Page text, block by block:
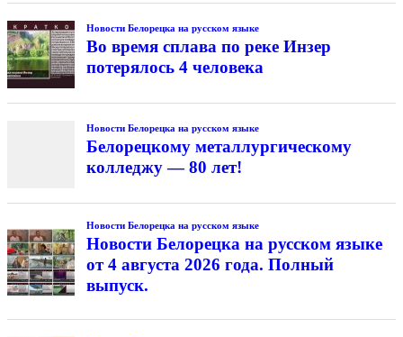
Новости Белорецка на русском языке
Во время сплава по реке Инзер
потерялось 4 человека
Новости Белорецка на русском языке
Белорецкому металлургическому
колледжу — 80 лет!
Новости Белорецка на русском языке
Новости Белорецка на русском языке
от 4 августа 2026 года. Полный
выпуск.